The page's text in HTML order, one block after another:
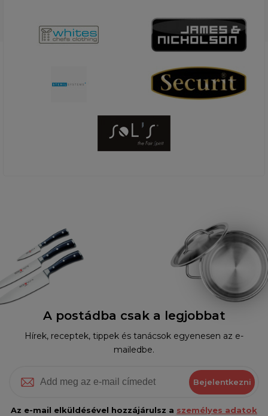
A postádba csak a legjobbat
Hírek, receptek, tippek és tanácsok egyenesen az e-
mailedbe.
Bejelentkezni
Az e-mail elküldésével hozzájárulsz a személyes adatok